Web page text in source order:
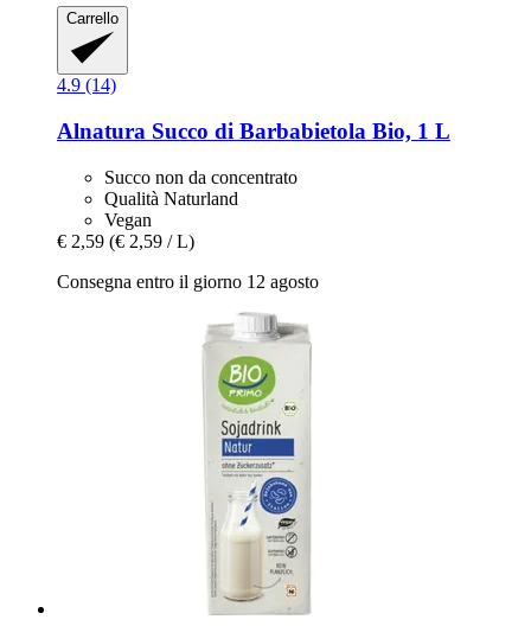
Carrello
4.9 (14)
Alnatura Succo di Barbabietola Bio, 1 L
Succo non da concentrato
Qualità Naturland
Vegan
€ 2,59 (€ 2,59 / L)
Consegna entro il giorno 12 agosto